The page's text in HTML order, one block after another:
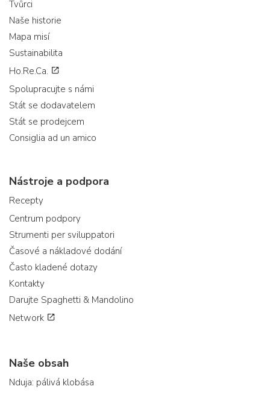
Tvůrci
Naše historie
Mapa misí
Sustainabilita
Ho.Re.Ca.
Spolupracujte s námi
Stát se dodavatelem
Stát se prodejcem
Consiglia ad un amico
Nástroje a podpora
Recepty
Centrum podpory
Strumenti per sviluppatori
Časové a nákladové dodání
Často kladené dotazy
Kontakty
Darujte Spaghetti & Mandolino
Network
Naše obsah
Nduja: pálivá klobása